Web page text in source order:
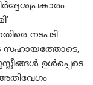
നടപടി
ഉൾപ്പെടെ
അതിവേഗം